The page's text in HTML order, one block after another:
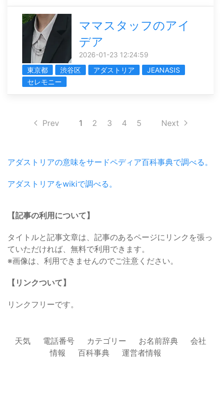
ママスタッフのアイ
デア
2026-01-23 12:24:59
東京都
渋谷区 アダストリア
JEANASIS
セレモニー
Prev 1 2 3 4 5 Next
アダストリアの意味をサードペディア百科事典で調べる。
アダストリアをwikiで調べる。
【記事の利用について】
タイトルと記事文章は、記事のあるページにリンクを張っ
ていただければ、無料で利用できます。
※画像は、利用できませんのでご注意ください。
【リンクついて】
リンクフリーです。
天気 電話番号 カテゴリー お名前辞典
会社
情報
百科事典 運営者情報